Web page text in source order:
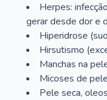
Herpes:
gerar desde dor e
Hiperidrose
Hirsutismo
Manchas na
Micoses de
Pele seca,